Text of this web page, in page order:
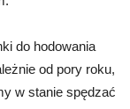
do hodowania
od pory roku,
w stanie spędzać